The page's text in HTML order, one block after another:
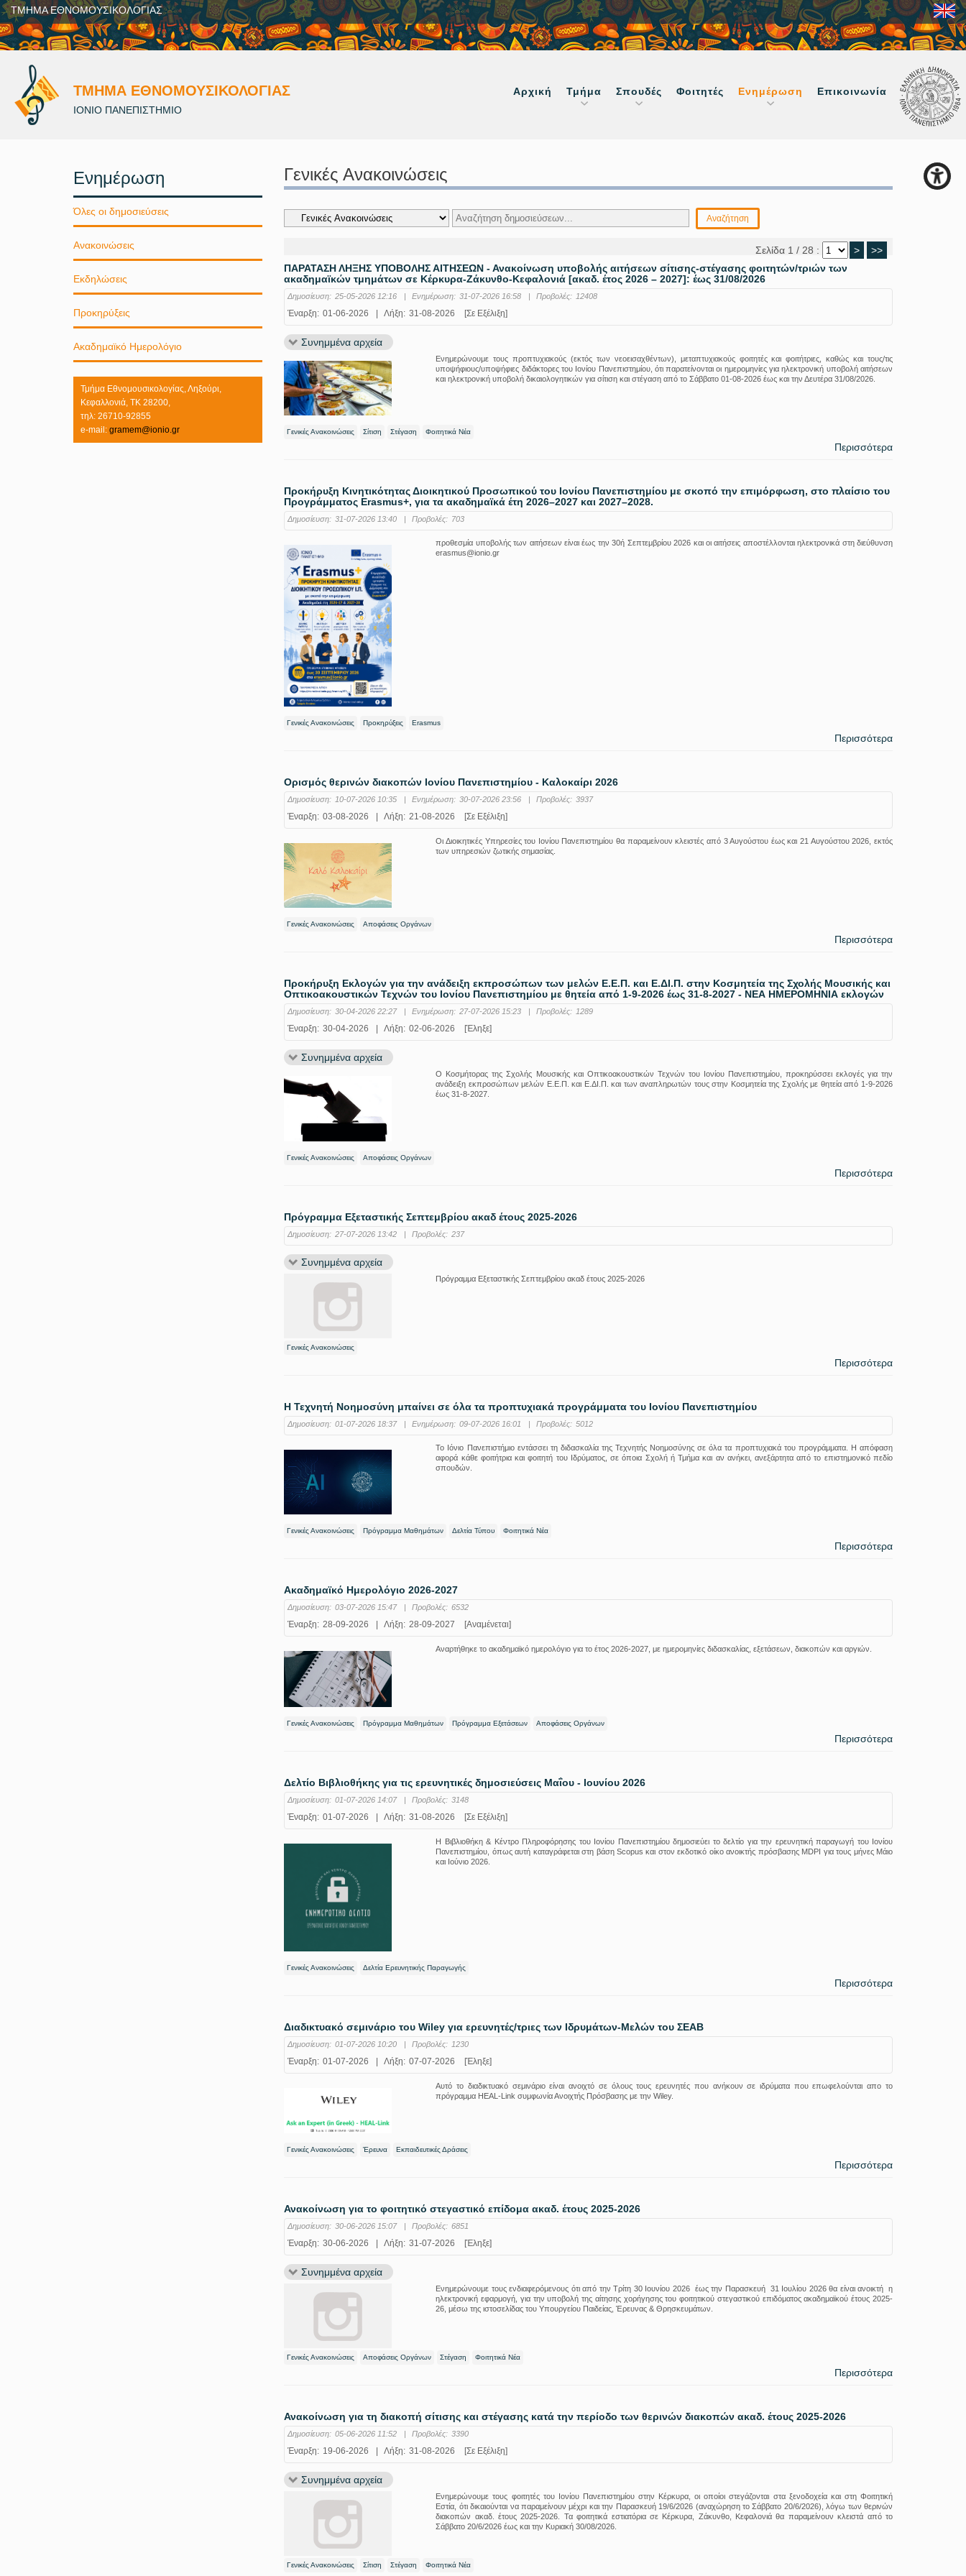
ΤΜΗΜΑ ΕΘΝΟΜΟΥΣΙΚΟΛΟΓΙΑΣ
ΤΜΗΜΑ ΕΘΝΟΜΟΥΣΙΚΟΛΟΓΙΑΣ
ΙΟΝΙΟ ΠΑΝΕΠΙΣΤΗΜΙΟ
Αρχική Τμήμα Σπουδές Φοιτητές Ενημέρωση Επικοινωνία
Γενικές Ανακοινώσεις
Σελίδα 1 / 28 : >
>>
ΠΑΡΑΤΑΣΗ ΛΗΞΗΣ ΥΠΟΒΟΛΗΣ ΑΙΤΗΣΕΩΝ - Ανακοίνωση υποβολής αιτήσεων σίτισης-στέγασης φοιτητών/τριών των
ακαδημαϊκών τμημάτων σε Κέρκυρα-Ζάκυνθο-Κεφαλονιά [ακαδ. έτος 2026 – 2027]: έως 31/08/2026
Δημοσίευση: 25-05-2026 12:16 | Ενημέρωση: 31-07-2026 16:58 | Προβολές: 12408
Έναρξη: 01-06-2026 Λήξη: 31-08-2026 [Σε Εξέλιξη]
Συνημμένα αρχεία
Ενημερώνουμε τους προπτυχιακούς (εκτός των νεοεισαχθέντων), μεταπτυχιακούς φοιτητές και φοιτήτριες, καθώς και τους/τις
υποψήφιους/υποψήφιες διδάκτορες του Ιονίου Πανεπιστημίου, ότι παρατείνονται οι ημερομηνίες για ηλεκτρονική υποβολή αιτήσεων
και ηλεκτρονική υποβολή δικαιολογητικών για σίτιση και στέγαση από το Σάββατο 01-08-2026 έως και την Δευτέρα 31/08/2026.
Γενικές Ανακοινώσεις Σίτιση Στέγαση Φοιτητικά Νέα
Περισσότερα
Προκήρυξη Κινητικότητας Διοικητικού Προσωπικού του Ιονίου Πανεπιστημίου με σκοπό την επιμόρφωση, στο πλαίσιο του
Προγράμματος Erasmus+, για τα ακαδημαϊκά έτη 2026–2027 και 2027–2028.
Δημοσίευση: 31-07-2026 13:40 | Προβολές: 703
προθεσμία υποβολής των αιτήσεων είναι έως την 30ή Σεπτεμβρίου 2026 και οι αιτήσεις αποστέλλονται ηλεκτρονικά στη διεύθυνση
erasmus@ionio.gr
Γενικές Ανακοινώσεις Προκηρύξεις Erasmus
Περισσότερα
Ορισμός θερινών διακοπών Ιονίου Πανεπιστημίου - Καλοκαίρι 2026
Δημοσίευση: 10-07-2026 10:35 Ενημέρωση: 30-07-2026 23:56 Προβολές: 3937
Έναρξη: 03-08-2026 Λήξη: 21-08-2026 [Σε Εξέλιξη]
Οι Διοικητικές Υπηρεσίες του Ιονίου Πανεπιστημίου θα παραμείνουν κλειστές από 3 Αυγούστου έως και 21 Αυγούστου 2026, εκτός
των υπηρεσιών ζωτικής σημασίας.
Γενικές Ανακοινώσεις Αποφάσεις Οργάνων
Περισσότερα
Προκήρυξη Εκλογών για την ανάδειξη εκπροσώπων των μελών Ε.Ε.Π. και Ε.ΔΙ.Π. στην Κοσμητεία της Σχολής Μουσικής και
Οπτικοακουστικών Τεχνών του Ιονίου Πανεπιστημίου με θητεία από 1-9-2026 έως 31-8-2027 - ΝΕΑ ΗΜΕΡΟΜΗΝΙΑ εκλογών
Δημοσίευση: 30-04-2026 22:27 | Ενημέρωση: 27-07-2026 15:23 | Προβολές: 1289
Έναρξη: 30-04-2026 Λήξη: 02-06-2026 [Έληξε]
Συνημμένα αρχεία
Ο Κοσμήτορας της Σχολής Μουσικής και Οπτικοακουστικών Τεχνών του Ιονίου Πανεπιστημίου, προκηρύσσει εκλογές για την
ανάδειξη εκπροσώπων μελών Ε.Ε.Π. και Ε.ΔΙ.Π. και των αναπληρωτών τους στην Κοσμητεία της Σχολής με θητεία από 1-9-2026
έως 31-8-2027.
Γενικές Ανακοινώσεις Αποφάσεις Οργάνων
Περισσότερα
Πρόγραμμα Εξεταστικής Σεπτεμβρίου ακαδ έτους 2025-2026
Δημοσίευση: 27-07-2026 13:42 Προβολές: 237
Συνημμένα αρχεία
Πρόγραμμα Εξεταστικής Σεπτεμβρίου ακαδ έτους 2025-2026
Γενικές Ανακοινώσεις
Περισσότερα
Η Τεχνητή Νοημοσύνη μπαίνει σε όλα τα προπτυχιακά προγράμματα του Ιονίου Πανεπιστημίου
Δημοσίευση: 01-07-2026 18:37 Ενημέρωση: 09-07-2026 16:01 Προβολές: 5012
Το Ιόνιο Πανεπιστήμιο εντάσσει τη διδασκαλία της Τεχνητής Νοημοσύνης σε όλα τα προπτυχιακά του προγράμματα. Η απόφαση
αφορά κάθε φοιτήτρια και φοιτητή του Ιδρύματος, σε όποια Σχολή ή Τμήμα και αν ανήκει, ανεξάρτητα από το επιστημονικό πεδίο
σπουδών.
Γενικές Ανακοινώσεις Πρόγραμμα Μαθημάτων Δελτία Τύπου Φοιτητικά Νέα
Περισσότερα
Ακαδημαϊκό Ημερολόγιο 2026-2027
Δημοσίευση: 03-07-2026 15:47 | Προβολές: 6532
Έναρξη: 28-09-2026 Λήξη: 28-09-2027 [Αναμένεται]
Αναρτήθηκε το ακαδημαϊκό ημερολόγιο για το έτος 2026-2027, με ημερομηνίες διδασκαλίας, εξετάσεων, διακοπών και αργιών.
Γενικές Ανακοινώσεις Πρόγραμμα Μαθημάτων Πρόγραμμα Εξετάσεων Αποφάσεις Οργάνων
Περισσότερα
Δελτίο Βιβλιοθήκης για τις ερευνητικές δημοσιεύσεις Μαΐου - Ιουνίου 2026
Δημοσίευση: 01-07-2026 14:07 Προβολές: 3148
Έναρξη: 01-07-2026 Λήξη: 31-08-2026 [Σε Εξέλιξη]
Η Βιβλιοθήκη & Κέντρο Πληροφόρησης του Ιονίου Πανεπιστημίου δημοσιεύει το δελτίο για την ερευνητική παραγωγή του Ιονίου
Πανεπιστημίου, όπως αυτή καταγράφεται στη βάση Scopus και στον εκδοτικό οίκο ανοικτής πρόσβασης MDPI για τους μήνες Μάιο
και Ιούνιο 2026.
Γενικές Ανακοινώσεις Δελτία Ερευνητικής Παραγωγής
Περισσότερα
Διαδικτυακό σεμινάριο του Wiley για ερευνητές/τριες των Ιδρυμάτων-Μελών του ΣΕΑΒ
Δημοσίευση: 01-07-2026 10:20 Προβολές: 1230
Έναρξη: 01-07-2026 Λήξη: 07-07-2026 [Έληξε]
Αυτό το διαδικτυακό σεμινάριο είναι ανοιχτό σε όλους τους ερευνητές που ανήκουν σε ιδρύματα που επωφελούνται απο το
πρόγραμμα HEAL-Link συμφωνία Ανοιχτής Πρόσβασης με την Wiley.
Γενικές Ανακοινώσεις Έρευνα Εκπαιδευτικές Δράσεις
Περισσότερα
Ανακοίνωση για το φοιτητικό στεγαστικό επίδομα ακαδ. έτους 2025-2026
Δημοσίευση: 30-06-2026 15:07 | Προβολές: 6851
Έναρξη: 30-06-2026 | Λήξη: 31-07-2026 [Έληξε]
Συνημμένα αρχεία
Ενημερώνουμε τους ενδιαφερόμενους ότι από την Τρίτη 30 Ιουνίου 2026 έως την Παρασκευή 31 Ιουλίου 2026 θα είναι ανοικτή η
ηλεκτρονική εφαρμογή, για την υποβολή της αίτησης χορήγησης του φοιτητικού στεγαστικού επιδόματος ακαδημαϊκού έτους 2025-
26, μέσω της ιστοσελίδας του Υπουργείου Παιδείας, Έρευνας & Θρησκευμάτων.
Γενικές Ανακοινώσεις Αποφάσεις Οργάνων Στέγαση Φοιτητικά Νέα
Περισσότερα
Ανακοίνωση για τη διακοπή σίτισης και στέγασης κατά την περίοδο των θερινών διακοπών ακαδ. έτους 2025-2026
Δημοσίευση: 05-06-2026 11:52 | Προβολές: 3390
Έναρξη: 19-06-2026 | Λήξη: 31-08-2026 [Σε Εξέλιξη]
Συνημμένα αρχεία
Ενημερώνουμε τους φοιτητές του Ιονίου Πανεπιστημίου στην Κέρκυρα, οι οποίοι στεγάζονται στα ξενοδοχεία και στη Φοιτητική
Εστία, ότι δικαιούνται να παραμείνουν μέχρι και την Παρασκευή 19/6/2026 (αναχώρηση το Σάββατο 20/6/2026), λόγω των θερινών
διακοπών ακαδ. έτους 2025-2026. Τα φοιτητικά εστιατόρια σε Κέρκυρα, Ζάκυνθο, Κεφαλονιά θα παραμείνουν κλειστά από το
Σάββατο 20/6/2026 έως και την Κυριακή 30/08/2026.
Γενικές Ανακοινώσεις Σίτιση Στέγαση Φοιτητικά Νέα
Ενημέρωση
Όλες οι δημοσιεύσεις
Ανακοινώσεις
Εκδηλώσεις
Προκηρύξεις
Ακαδημαϊκό Ημερολόγιο
Τμήμα Εθνομουσικολογίας, Ληξούρι,
Κεφαλλονιά, ΤΚ 28200,
τηλ: 26710-92855
e-mail: gramem@ionio.gr